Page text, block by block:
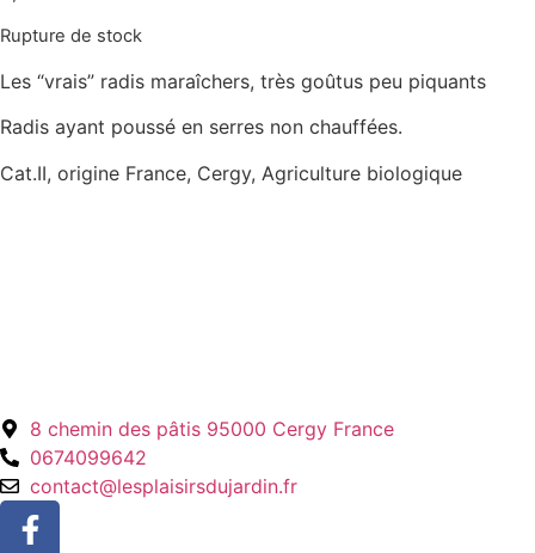
Rupture de stock
Les “vrais” radis maraîchers, très goûtus peu piquants
Radis ayant poussé en serres non chauffées.
Cat.II, origine France, Cergy, Agriculture biologique
8 chemin des pâtis 95000 Cergy France
0674099642
contact@lesplaisirsdujardin.fr